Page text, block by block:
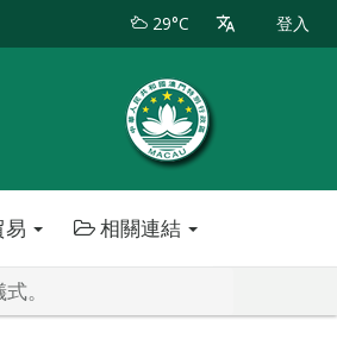
29°C 登入
相關連結
。